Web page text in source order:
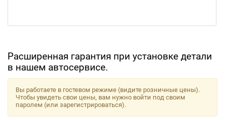
Расширенная гарантия при установке детали
в нашем автосервисе.
Вы работаете в гостевом режиме (видите розничные цены).
Чтобы увидеть свои цены, вам нужно войти под своим
паролем (или зарегистрироваться).